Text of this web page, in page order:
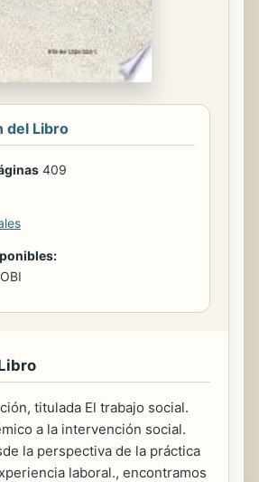
del Libro
409
titulada El trabajo social.
a la intervención social.
la perspectiva de la práctica
laboral., encontramos